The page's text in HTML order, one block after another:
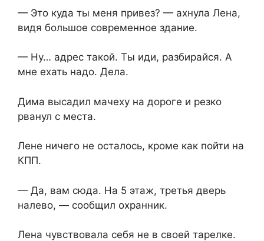
— Это куда ты меня привез? — ахнула Лена,
видя большое современное здание.
— Ну… адрес такой. Ты иди, разбирайся. А
мне ехать надо. Дела.
Дима высадил мачеху на дороге и резко
рванул с места.
Лене ничего не осталось, кроме как пойти на
КПП.
— Да, вам сюда. На 5 этаж, третья дверь
налево, — сообщил охранник.
Лена чувствовала себя не в своей тарелке.